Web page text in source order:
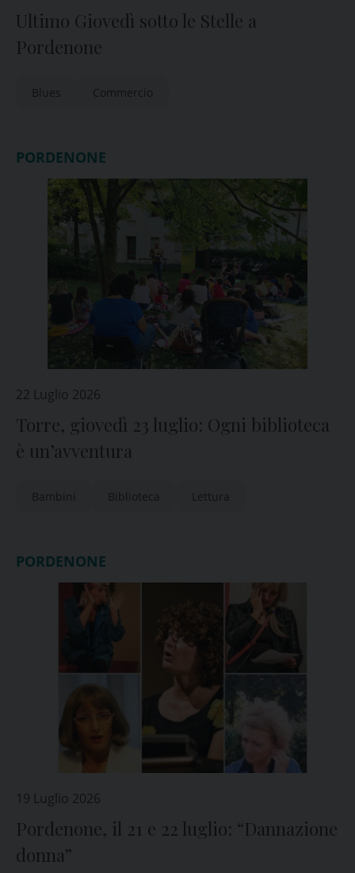
Ultimo Giovedì sotto le Stelle a
Pordenone
Blues Commercio
PORDENONE
22 Luglio 2026
Torre, giovedì 23 luglio: Ogni biblioteca
è un’avventura
Bambini Biblioteca Lettura
PORDENONE
19 Luglio 2026
Pordenone, il 21 e 22 luglio: “Dannazione
donna”